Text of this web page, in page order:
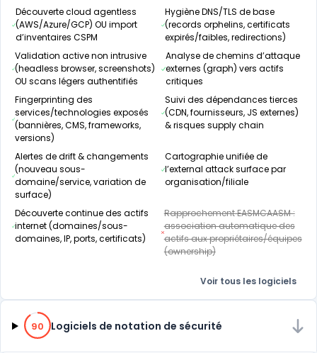
Découverte cloud agentless
(AWS/Azure/GCP) OU import
d’inventaires CSPM
Hygiène DNS/TLS de base
(records orphelins, certificats
expirés/faibles, redirections)
Validation active non intrusive
(headless browser, screenshots)
OU scans légers authentifiés
Analyse de chemins d’attaque
externes (graph) vers actifs
critiques
Fingerprinting des
services/technologies exposés
(bannières, CMS, frameworks,
versions)
Suivi des dépendances tierces
(CDN, fournisseurs, JS externes)
& risques supply chain
Alertes de drift & changements
(nouveau sous-
domaine/service, variation de
surface)
Cartographie unifiée de
l’external attack surface par
organisation/filiale
Découverte continue des actifs
internet (domaines/sous-
domaines, IP, ports, certificats)
Rapprochement EASMCAASM :
association automatique des
actifs aux propriétaires/équipes
(ownership)
Voir tous les logiciels
90% de compatibilité
90 Logiciels de notation de sécurité